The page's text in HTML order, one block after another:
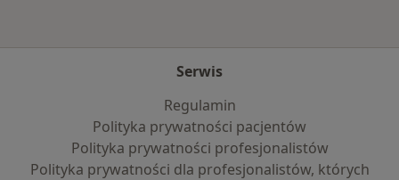
Serwis
Regulamin
Polityka prywatności pacjentów
Polityka prywatności profesjonalistów
Polityka prywatności dla profesjonalistów, których